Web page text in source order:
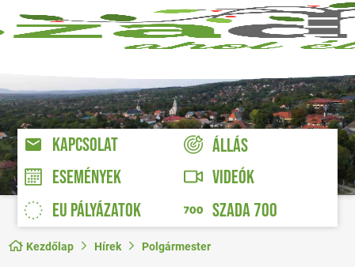
KAPCSOLAT
ÁLLÁS
ESEMÉNYEK
VIDEÓK
EU PÁLYÁZATOK
SZADA 700
Kezdőlap Hírek Polgármester